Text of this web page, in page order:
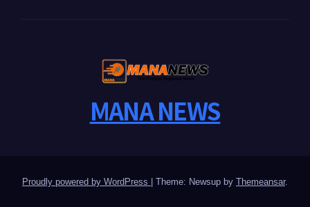
MANA NEWS
Proudly powered by WordPress Theme: Newsup by Themeansar.